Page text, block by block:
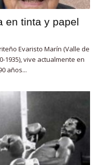
en tinta y papel
Evaristo Marín (Valle de
1935), vive actualmente en
años...